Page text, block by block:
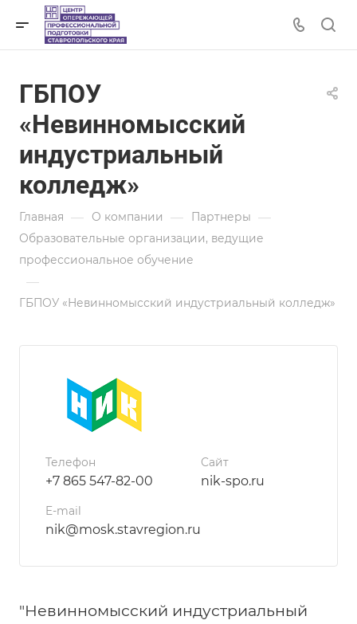
ГБПОУ
«Невинномысский
индустриальный
колледж»
Главная — О компании — Партнеры —
Образовательные организации, ведущие
профессиональное обучение
—
ГБПОУ «Невинномысский индустриальный колледж»
Телефон
+7 865 547-82-00
Сайт
nik-spo.ru
E-mail
nik@mosk.stavregion.ru
"Невинномысский индустриальный